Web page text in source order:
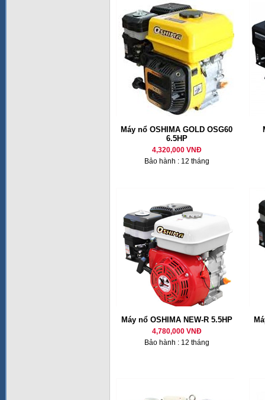
Máy nổ OSHIMA GOLD OSG60
6.5HP
4,320,000 VNĐ
Bảo hành : 12 tháng
Máy nổ OSHIMA NEW-R 5.5HP
4,780,000 VNĐ
Bảo hành : 12 tháng